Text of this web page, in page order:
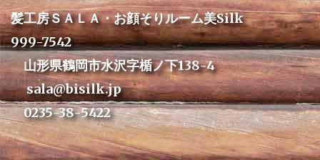
髪工房ＳＡＬＡ・お顔そりルーム美Silk
999-7542
山形県鶴岡市水沢字楯ノ下138-4
sala@bisilk.jp
0235-38-5422